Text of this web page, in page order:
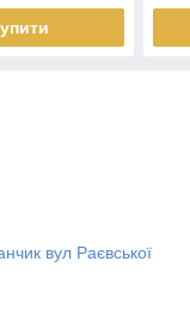
вул Раєвської